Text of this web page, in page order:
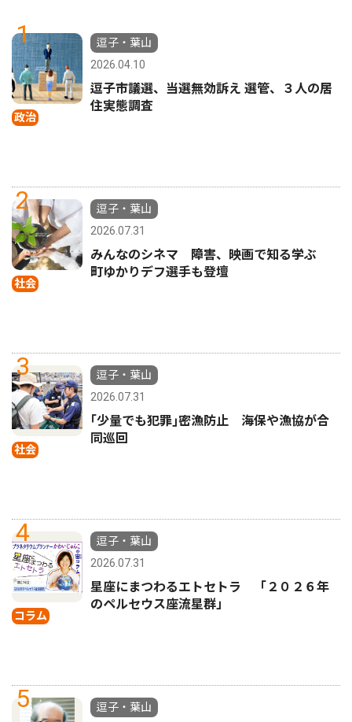
1
政治
逗子・葉山
2026.04.10
逗子市議選、当選無効訴え 選管、３人の居
住実態調査
2
社会
逗子・葉山
2026.07.31
みんなのシネマ 障害、映画で知る学ぶ
町ゆかりデフ選手も登壇
3
社会
逗子・葉山
2026.07.31
｢少量でも犯罪｣密漁防止 海保や漁協が合
同巡回
4
コラム
逗子・葉山
2026.07.31
星座にまつわるエトセトラ 「２０２６年
のペルセウス座流星群」
5
逗子・葉山